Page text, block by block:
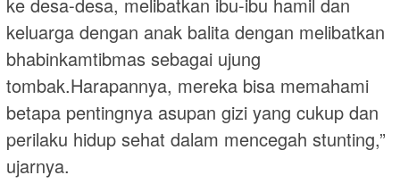
keluarga dengan anak balita dengan melibatkan
bhabinkamtibmas sebagai ujung
tombak.Harapannya, mereka bisa memahami
betapa pentingnya asupan gizi yang cukup dan
perilaku hidup sehat dalam mencegah stunting,”
ujarnya.